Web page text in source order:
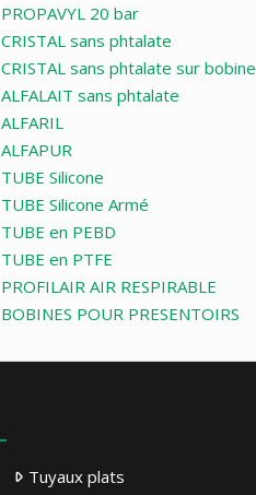
PROPAVYL 20 bar
CRISTAL sans phtalate
CRISTAL sans phtalate sur bobine
ALFALAIT sans phtalate
ALFARIL
ALFAPUR
TUBE Silicone
TUBE Silicone Armé
TUBE en PEBD
TUBE en PTFE
PROFILAIR AIR RESPIRABLE
BOBINES POUR PRESENTOIRS
Tuyaux plats